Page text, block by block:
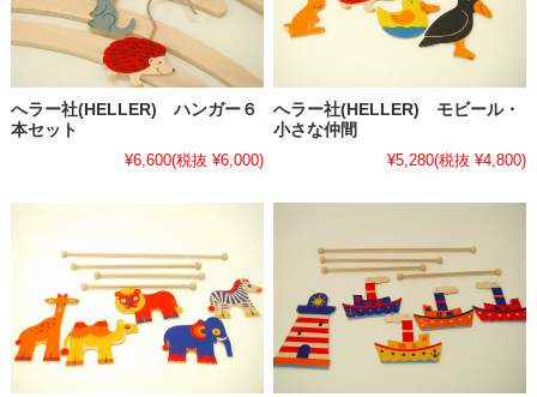
へラー社(HELLER) ハンガー６
本セット
¥6,600(税抜 ¥6,000)
へラー社(HELLER) モビール・
小さな仲間
¥5,280(税抜 ¥4,800)